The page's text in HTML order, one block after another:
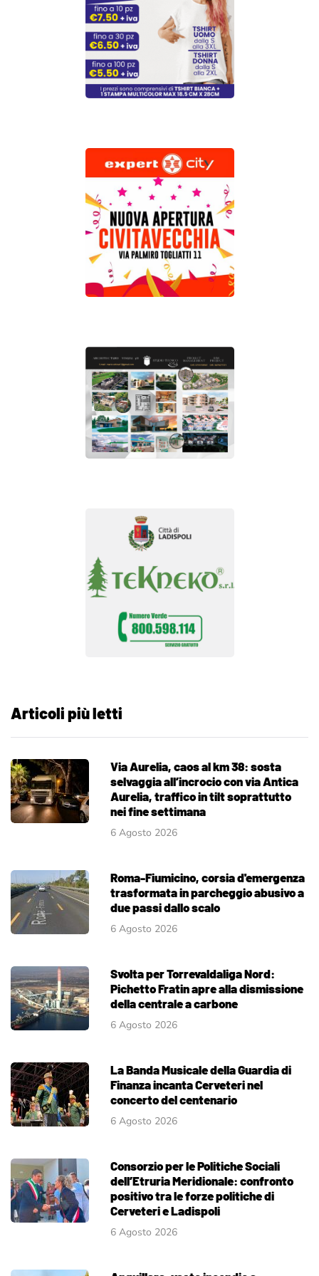
Articoli più letti
Via Aurelia, caos al km 38: sosta
selvaggia all’incrocio con via Antica
Aurelia, traffico in tilt soprattutto
nei fine settimana
6 Agosto 2026
Roma-Fiumicino, corsia d'emergenza
trasformata in parcheggio abusivo a
due passi dallo scalo
6 Agosto 2026
Svolta per Torrevaldaliga Nord:
Pichetto Fratin apre alla dismissione
della centrale a carbone
6 Agosto 2026
La Banda Musicale della Guardia di
Finanza incanta Cerveteri nel
concerto del centenario
6 Agosto 2026
Consorzio per le Politiche Sociali
dell’Etruria Meridionale: confronto
positivo tra le forze politiche di
Cerveteri e Ladispoli
6 Agosto 2026